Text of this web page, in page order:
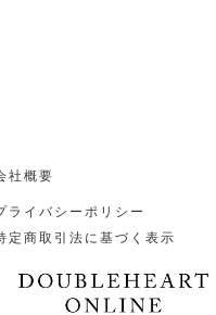
社概要
ライバシーポリシー
定商取引法に基づく表示